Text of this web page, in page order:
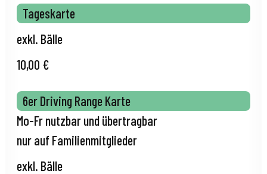
Tageskarte
exkl. Bälle
10,00 €
6er Driving Range Karte
Mo-Fr nutzbar und übertragbar
nur auf Familienmitglieder
exkl. Bälle